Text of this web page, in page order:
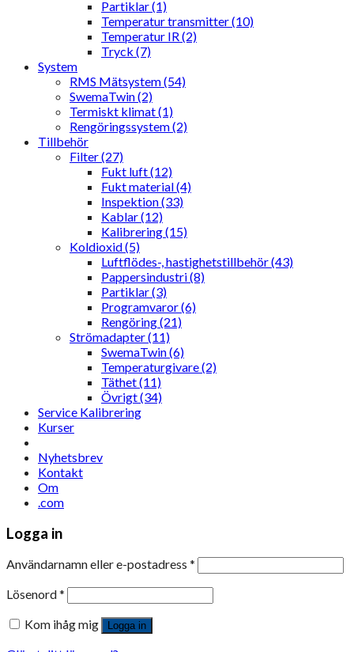
Partiklar (1)
Temperatur transmitter (10)
Temperatur IR (2)
Tryck (7)
System
RMS Mätsystem (54)
SwemaTwin (2)
Termiskt klimat (1)
Rengöringssystem (2)
Tillbehör
Filter (27)
Fukt luft (12)
Fukt material (4)
Inspektion (33)
Kablar (12)
Kalibrering (15)
Koldioxid (5)
Luftflödes-, hastighetstillbehör (43)
Pappersindustri (8)
Partiklar (3)
Programvaror (6)
Rengöring (21)
Strömadapter (11)
SwemaTwin (6)
Temperaturgivare (2)
Täthet (11)
Övrigt (34)
Service Kalibrering
Kurser
Nyhetsbrev
Kontakt
Om
.com
Logga in
Användarnamn eller e-postadress *
Lösenord*
Kom ihåg mig
Logga in